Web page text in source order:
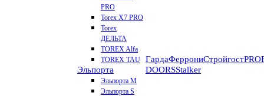
PRO
Torex X7 PRO
Torex
ДЕЛЬТА
TOREX Alfa
TOREX TAU
Эльпорта
Эльпорта M
Эльпорта S
ГардаФеррониСтройгост
DOORSStalker